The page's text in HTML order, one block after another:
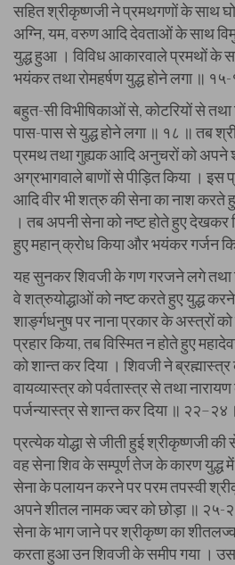
सहित श्रीकृष्णजी ने प्रमथगणों के साथ
अग्नि, यम, वरुण आदि देवताओं के साथ
युद्ध हुआ । विविध आकारवाले प्रमथों के
भयंकर तथा रोमहर्षण युद्ध होने लगा ॥
बहुत-सी विभीषिकाओं से, कोटरियों से
पास-पास से युद्ध होने लगा ॥ १८ ॥ तब
प्रमथ तथा गुह्यक आदि अनुचरों को अपने
अग्रभागवाले बाणों से पीड़ित किया । इस
आदि वीर भी शत्रु की सेना का नाश करते
। तब अपनी सेना को नष्ट होते हुए
हुए महान् क्रोध किया और भयंकर गर्जन
यह सुनकर शिवजी के गण गरजने लगे
वे शत्रुयोद्धाओं को नष्ट करते हुए युद्ध
शार्ङ्गधनुष पर नाना प्रकार के अस्त्रों
प्रहार किया, तब विस्मित न होते हुए
को शान्त कर दिया । शिवजी ने
वायव्यास्त्र को पर्वतास्त्र से तथा
पर्जन्यास्त्र से शान्त कर दिया ॥ २२–२४
प्रत्येक योद्धा से जीती हुई श्रीकृष्णजी की
वह सेना शिव के सम्पूर्ण तेज के कारण
सेना के पलायन करने पर परम तपस्वी
अपने शीतल नामक ज्वर को छोड़ा ॥ २५-
सेना के भाग जाने पर श्रीकृष्ण का
करता हुआ उन शिवजी के समीप गया ।